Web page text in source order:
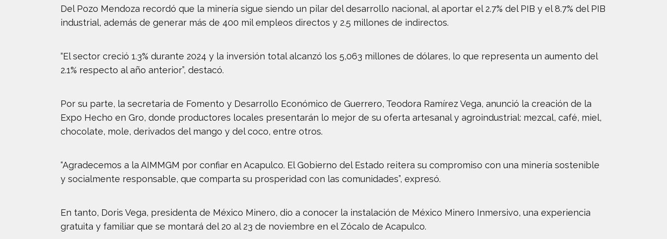
Del Pozo Mendoza recordó que la minería sigue siendo un pilar del desarrollo nacional, al aportar el 2.7% del PIB y el 8.7% del PIB
industrial, además de generar más de 400 mil empleos directos y 2.5 millones de indirectos.
“El sector creció 1.3% durante 2024 y la inversión total alcanzó los 5,063 millones de dólares, lo que representa un aumento del
2.1% respecto al año anterior”, destacó.
Por su parte, la secretaria de Fomento y Desarrollo Económico de Guerrero, Teodora Ramírez Vega, anunció la creación de la
Expo Hecho en Gro, donde productores locales presentarán lo mejor de su oferta artesanal y agroindustrial: mezcal, café, miel,
chocolate, mole, derivados del mango y del coco, entre otros.
“Agradecemos a la AIMMGM por confiar en Acapulco. El Gobierno del Estado reitera su compromiso con una minería sostenible
y socialmente responsable, que comparta su prosperidad con las comunidades”, expresó.
En tanto, Doris Vega, presidenta de México Minero, dio a conocer la instalación de México Minero Inmersivo, una experiencia
gratuita y familiar que se montará del 20 al 23 de noviembre en el Zócalo de Acapulco.